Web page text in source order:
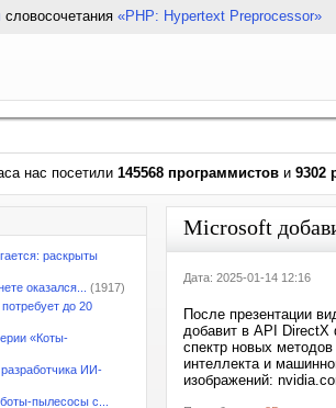
словосочетания «PHP: Hypertext Preprocessor»
нас посетили 145568 программистов и 9302
раскрыты
оказался...
(1917)
до 20
«Коты-
разработчика ИИ-
пылесосы с...
Microsoft
Дата: 2025-01-14 12:16
После презентации
добавит в API DirectX
спектр новых
интеллекта и
изображений: